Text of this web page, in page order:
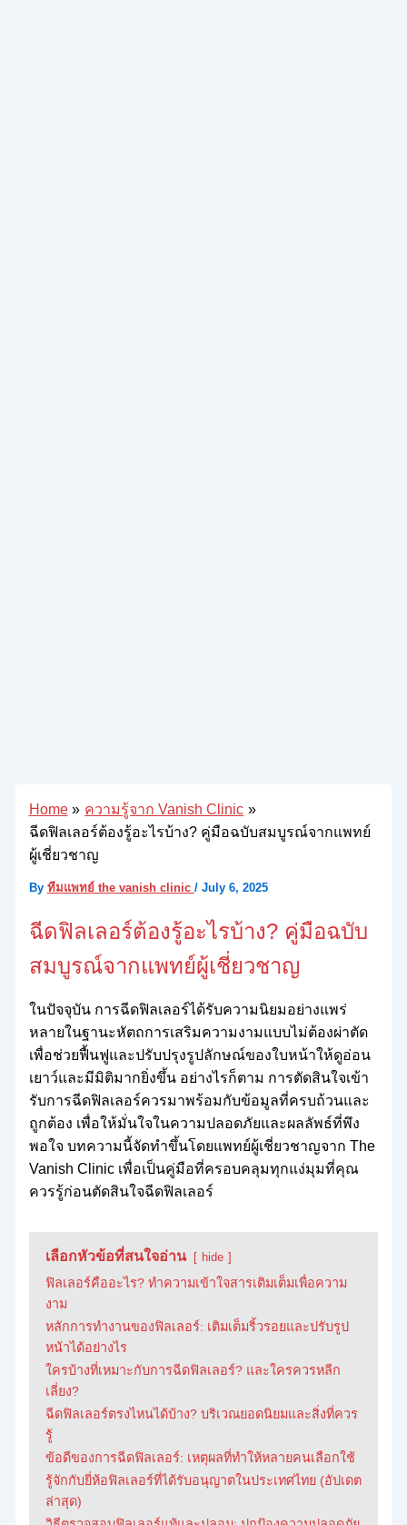
Home
ความรู้จาก Vanish Clinic
ฉีดฟิลเลอร์ต้องรู้อะไรบ้าง? คู่มือฉบับสมบูรณ์จากแพทย์
ผู้เชี่ยวชาญ
By ทีมแพทย์ the vanish clinic / July 6, 2025
ฉีดฟิลเลอร์ต้องรู้อะไรบ้าง? คู่มือฉบับ
สมบูรณ์จากแพทย์ผู้เชี่ยวชาญ
ในปัจจุบัน การฉีดฟิลเลอร์ได้รับความนิยมอย่างแพร่
หลายในฐานะหัตถการเสริมความงามแบบไม่ต้องผ่าตัด
เพื่อช่วยฟื้นฟูและปรับปรุงรูปลักษณ์ของใบหน้าให้ดูอ่อน
เยาว์และมีมิติมากยิ่งขึ้น อย่างไรก็ตาม การตัดสินใจเข้า
รับการฉีดฟิลเลอร์ควรมาพร้อมกับข้อมูลที่ครบถ้วนและ
ถูกต้อง เพื่อให้มั่นใจในความปลอดภัยและผลลัพธ์ที่พึง
พอใจ บทความนี้จัดทำขึ้นโดยแพทย์ผู้เชี่ยวชาญจาก The
Vanish Clinic เพื่อเป็นคู่มือที่ครอบคลุมทุกแง่มุมที่คุณ
ควรรู้ก่อนตัดสินใจฉีดฟิลเลอร์
เลือกหัวข้อที่สนใจอ่าน hide
ฟิลเลอร์คืออะไร? ทำความเข้าใจสารเติมเต็มเพื่อความ
งาม
หลักการทำงานของฟิลเลอร์: เติมเต็มริ้วรอยและปรับรูป
หน้าได้อย่างไร
ใครบ้างที่เหมาะกับการฉีดฟิลเลอร์? และใครควรหลีก
เลี่ยง?
ฉีดฟิลเลอร์ตรงไหนได้บ้าง? บริเวณยอดนิยมและสิ่งที่ควร
รู้
ข้อดีของการฉีดฟิลเลอร์: เหตุผลที่ทำให้หลายคนเลือกใช้
รู้จักกับยี่ห้อฟิลเลอร์ที่ได้รับอนุญาตในประเทศไทย (อัปเดต
ล่าสุด)